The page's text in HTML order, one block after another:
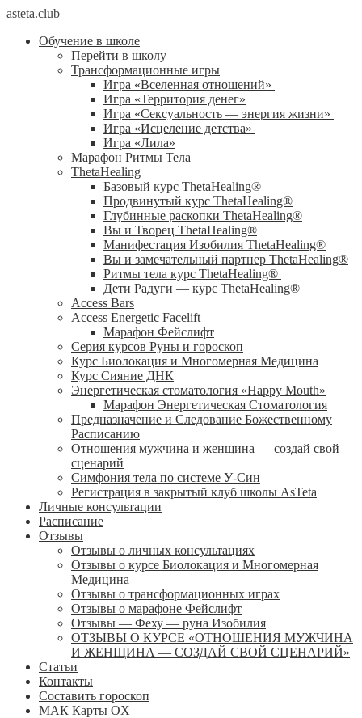
asteta.club
Обучение в школе
Перейти в школу
Трансформационные игры
Игра «Вселенная отношений»
Игра «Территория денег»
Игра «Сексуальность — энергия жизни»
Игра «Исцеление детства»
Игра «Лила»
Марафон Ритмы Тела
ThetaHealing
Базовый курс ThetaHealing®
Продвинутый курс ThetaHealing®
Глубинные раскопки ThetaHealing®
Вы и Творец ThetaHealing®
Манифестация Изобилия ThetaHealing®
Вы и замечательный партнер ThetaHealing®
Ритмы тела курс ThetaHealing®
Дети Радуги — курс ThetaHealing®
Access Bars
Access Energetic Facelift
Марафон Фейслифт
Серия курсов Руны и гороскоп
Курс Биолокация и Многомерная Медицина
Курс Сияние ДНК
Энергетическая стоматология «Happy Mouth»
Марафон Энергетическая Cтоматология
Предназначение и Следование Божественному
Расписанию
Отношения мужчина и женщина — создай свой
сценарий
Симфония тела по системе У-Син
Регистрация в закрытый клуб школы AsTeta
Личные консультации
Расписание
Отзывы
Отзывы о личных консультациях
Отзывы о курсе Биолокация и Многомерная
Медицина
Отзывы о трансформационных играх
Отзывы о марафоне Фейслифт
Отзывы — Феху — руна Изобилия
ОТЗЫВЫ О КУРСЕ «ОТНОШЕНИЯ МУЖЧИНА
И ЖЕНЩИНА — СОЗДАЙ СВОЙ СЦЕНАРИЙ»
Статьи
Контакты
Составить гороскоп
МАК Карты OХ